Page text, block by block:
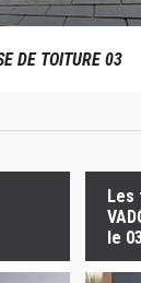
DE TOITURE 03
Les
le